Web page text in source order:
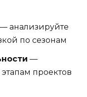
— анализируйте
по сезонам
—
проектов